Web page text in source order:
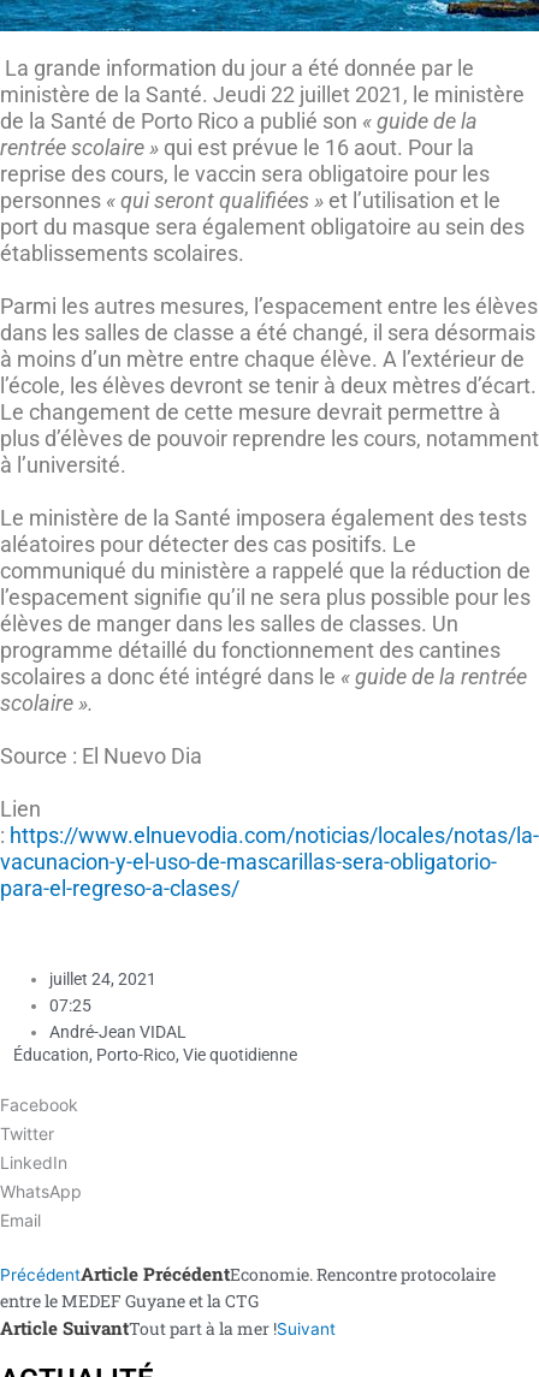
La grande information du jour a été donnée par le
ministère de la Santé. Jeudi 22 juillet 2021, le ministère
de la Santé de Porto Rico a publié son « guide de la
rentrée scolaire » qui est prévue le 16 aout. Pour la
reprise des cours, le vaccin sera obligatoire pour les
personnes « qui seront qualifiées » et l’utilisation et le
port du masque sera également obligatoire au sein des
établissements scolaires.
Parmi les autres mesures, l’espacement entre les élèves
dans les salles de classe a été changé, il sera désormais
à moins d’un mètre entre chaque élève. A l’extérieur de
l’école, les élèves devront se tenir à deux mètres d’écart.
Le changement de cette mesure devrait permettre à
plus d’élèves de pouvoir reprendre les cours, notamment
à l’université.
Le ministère de la Santé imposera également des tests
aléatoires pour détecter des cas positifs. Le
communiqué du ministère a rappelé que la réduction de
l’espacement signifie qu’il ne sera plus possible pour les
élèves de manger dans les salles de classes. Un
programme détaillé du fonctionnement des cantines
scolaires a donc été intégré dans le « guide de la rentrée
scolaire ».
Source : El Nuevo Dia
Lien
: https://www.elnuevodia.com/noticias/locales/notas/la-
vacunacion-y-el-uso-de-mascarillas-sera-obligatorio-
para-el-regreso-a-clases/
juillet 24, 2021
07:25
André-Jean VIDAL
Éducation, Porto-Rico, Vie quotidienne
Facebook
Twitter
LinkedIn
WhatsApp
Email
PrécédentArticle PrécédentEconomie. Rencontre protocolaire
entre le MEDEF Guyane et la CTG
Article SuivantTout part à la mer !Suivant